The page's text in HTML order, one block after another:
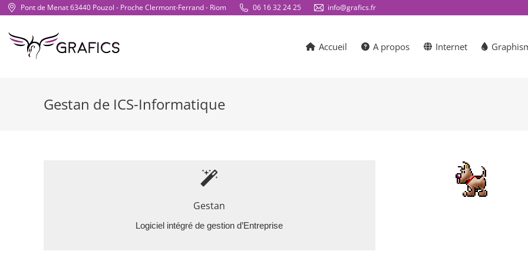
Pont de Menat 63440 Pouzol - Proche Clermont-Ferrand - Riom 06 16 32 24 25 info@grafics.fr
Accueil A propos Internet
Gestan de ICS-Informatique
Gestan
Logiciel intégré de gestion d’Entreprise
Gestan
Multi-utilisateurs, évolutif et fortement paramétrable, Gestan accompagne aussi